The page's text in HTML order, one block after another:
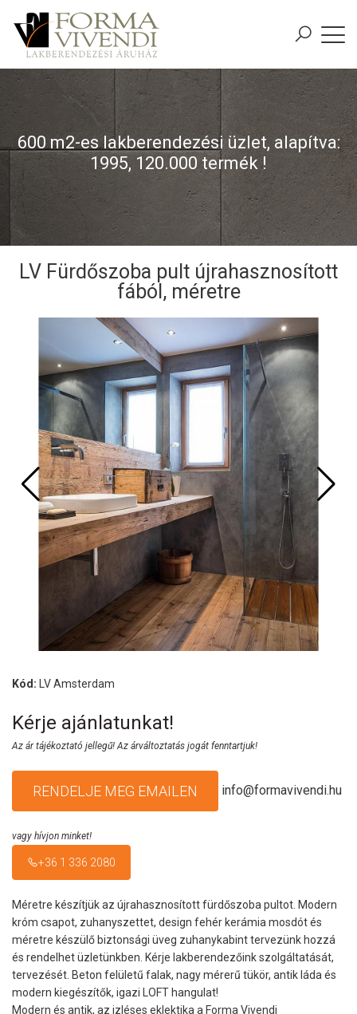
600 m2-es lakberendezési üzlet, alapítva:
1995, 120.000 termék !
LV Fürdőszoba pult újrahasznosított
fából, méretre
Kód: LV Amsterdam
Kérje ajánlatunkat!
Az ár tájékoztató jellegű! Az árváltoztatás jogát fenntartjuk!
RENDELJE MEG EMAILEN info@formavivendi.hu
vagy hívjon minket!
+36 1 336 2080
Méretre készítjük az újrahasznosított fürdőszoba pultot. Modern
króm csapot, zuhanyszettet, design fehér kerámia mosdót és
méretre készülő biztonsági üveg zuhanykabint tervezünk hozzá
és rendelhet üzletünkben. Kérje lakberendezőink szolgáltatását,
tervezését. Beton felületű falak, nagy mérerű tükör, antik láda és
modern kiegészítők, igazi LOFT hangulat!
Modern és antik, az izléses eklektika a Forma Vivendi